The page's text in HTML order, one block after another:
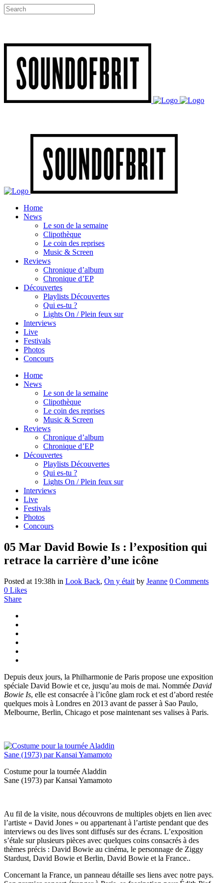
Home
News
Le son de la semaine
Clipothèque
Le coin des reprises
Music & Screen
Reviews
Chronique d’album
Chronique d’EP
Découvertes
Playlists Découvertes
Qui es-tu ?
Lights On / Plein feux sur
Interviews
Live
Festivals
Photos
Concours
Home
News
Le son de la semaine
Clipothèque
Le coin des reprises
Music & Screen
Reviews
Chronique d’album
Chronique d’EP
Découvertes
Playlists Découvertes
Qui es-tu ?
Lights On / Plein feux sur
Interviews
Live
Festivals
Photos
Concours
05 Mar David Bowie Is : l’exposition qui
retrace la carrière d’une icône
Posted at 19:38h in Look Back, On y était by Jeanne 0 Comments
0 Likes
Share
Depuis deux jours, la Philharmonie de Paris propose une exposition
spéciale David Bowie et ce, jusqu’au mois de mai. Nommée David
Bowie Is, elle est consacrée à l’icône glam rock et est d’abord restée
quelques mois à Londres en 2013 avant de passer à Sao Paulo,
Melbourne, Berlin, Chicago et pose maintenant ses valises à Paris.
Costume pour la tournée Aladdin
Sane (1973) par Kansai Yamamoto
Au fil de la visite, nous découvrons de multiples objets en lien avec
l’artiste « David Jones » ou appartenant à l’artiste pendant que des
interviews ou des lives sont diffusés sur des écrans. L’exposition
s’étale sur plusieurs pièces avec quelques coins consacrés à des
thèmes précis : David Bowie au cinéma, le personnage de Ziggy
Stardust, David Bowie et Berlin, David Bowie et la France..
Concernant la France, un panneau détaille ses liens avec notre pays.